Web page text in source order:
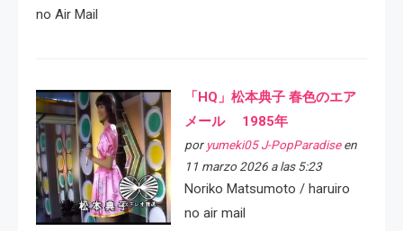
no Air Mail
「HQ」松本典子 春色のエア
メール 1985年
por yumeki05 J-PopParadiseen
11 marzo 2026 a las 5:23
Noriko Matsumoto / haruiro
no air mail